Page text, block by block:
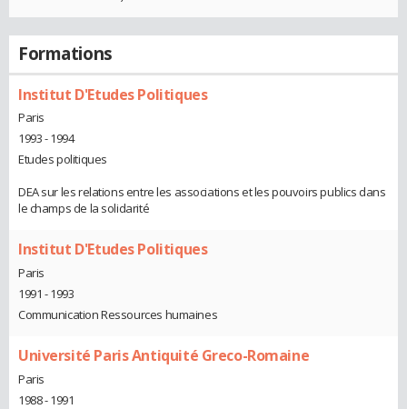
Formations
Institut D'Etudes Politiques
Paris
1993 - 1994
Etudes politiques
DEA sur les relations entre les associations et les pouvoirs publics dans
le champs de la solidarité
Institut D'Etudes Politiques
Paris
1991 - 1993
Communication Ressources humaines
Université Paris Antiquité Greco-Romaine
Paris
1988 - 1991